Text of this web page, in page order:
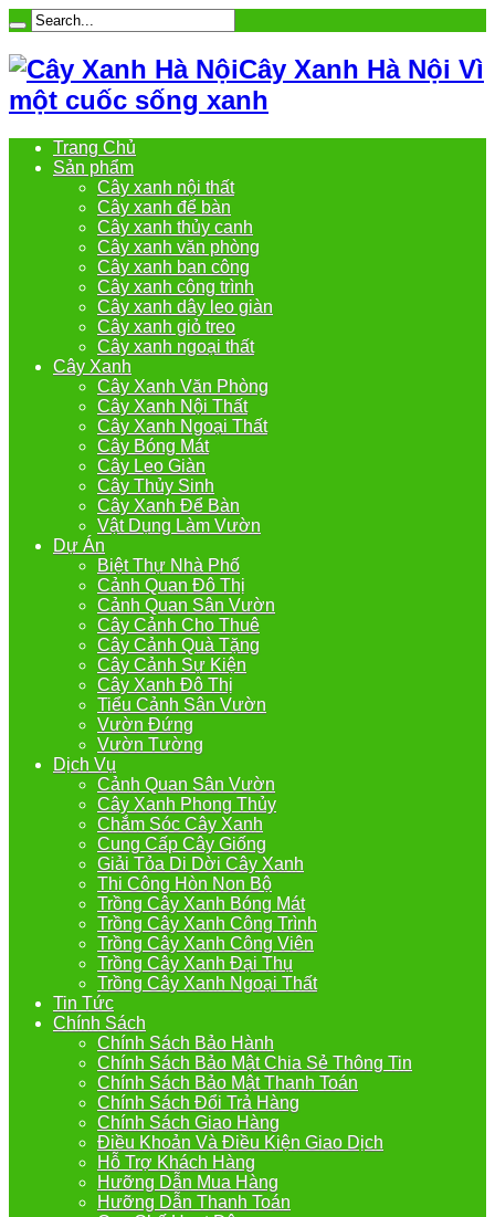
Cây Xanh Hà Nội Vì
một cuốc sống xanh
Trang Chủ
Sản phẩm
Cây xanh nội thất
Cây xanh để bàn
Cây xanh thủy canh
Cây xanh văn phòng
Cây xanh ban công
Cây xanh công trình
Cây xanh dây leo giàn
Cây xanh giỏ treo
Cây xanh ngoại thất
Cây Xanh
Cây Xanh Văn Phòng
Cây Xanh Nội Thất
Cây Xanh Ngoại Thất
Cây Bóng Mát
Cây Leo Giàn
Cây Thủy Sinh
Cây Xanh Để Bàn
Vật Dụng Làm Vườn
Dự Án
Biệt Thự Nhà Phố
Cảnh Quan Đô Thị
Cảnh Quan Sân Vườn
Cây Cảnh Cho Thuê
Cây Cảnh Quà Tặng
Cây Cảnh Sự Kiện
Cây Xanh Đô Thị
Tiểu Cảnh Sân Vườn
Vườn Đứng
Vườn Tường
Dịch Vụ
Cảnh Quan Sân Vườn
Cây Xanh Phong Thủy
Chắm Sóc Cây Xanh
Cung Cấp Cây Giống
Giải Tỏa Di Dời Cây Xanh
Thi Công Hòn Non Bộ
Trồng Cây Xanh Bóng Mát
Trồng Cây Xanh Công Trình
Trồng Cây Xanh Công Viên
Trồng Cây Xanh Đại Thụ
Trồng Cây Xanh Ngoại Thất
Tin Tức
Chính Sách
Chính Sách Bảo Hành
Chính Sách Bảo Mật Chia Sẻ Thông Tin
Chính Sách Bảo Mật Thanh Toán
Chính Sách Đổi Trả Hàng
Chính Sách Giao Hàng
Điều Khoản Và Điều Kiện Giao Dịch
Hỗ Trợ Khách Hàng
Hưỡng Dẫn Mua Hàng
Hưỡng Dẫn Thanh Toán